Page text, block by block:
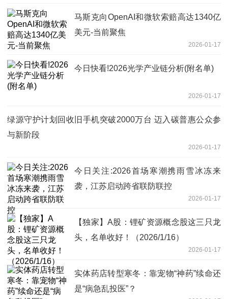
马斯克向OpenAI和微软索赔高达1340亿
美元-当前聚焦
2026-01-17
今日快看!2026光学产业链分析(附名单)
2026-01-17
绿源守护计划回收旧手机突破2000万台 迈入碳普惠公众参
与新阶段
2026-01-17
今日关注:2026首场寒潮携雨雪冰冻来
袭，江苏启动跨省联防联控
2026-01-17
【独家】A股：锂矿资源概念股这三只龙
头，名单收好！（2026/1/16）
2026-01-17
实体药店转型寒冬：靠宠物“神药”续命还
是“病急乱投医”？